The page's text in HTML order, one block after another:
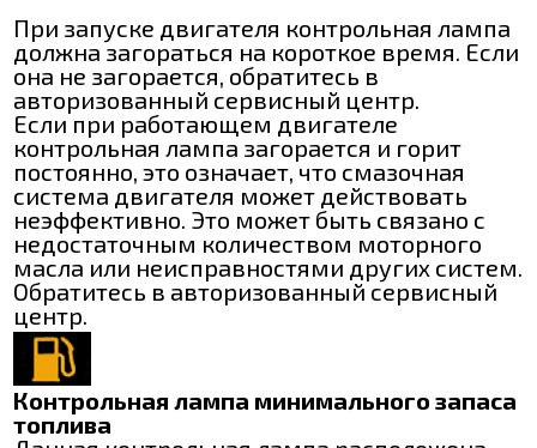
При запуске двигателя контрольная лампа
должна загораться на короткое время. Если
она не загорается, обратитесь в
авторизованный сервисный центр.
Если при работающем двигателе
контрольная лампа загорается и горит
постоянно, это означает, что смазочная
система двигателя может действовать
неэффективно. Это может быть связано с
недостаточным количеством моторного
масла или неисправностями других систем.
Обратитесь в авторизованный сервисный
центр.
Контрольная лампа минимального запаса
топлива